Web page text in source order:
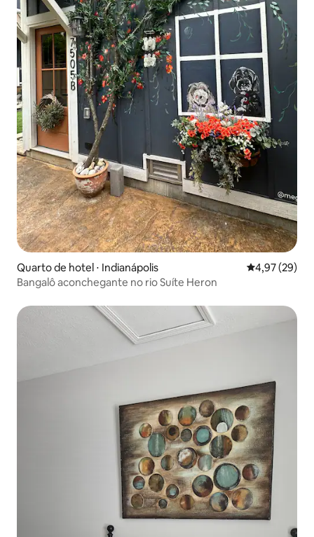
Quarto de hotel ⋅ Indianápolis 4,97 de uma
4,97 (29)
Bangalô aconchegante no rio Suíte Heron